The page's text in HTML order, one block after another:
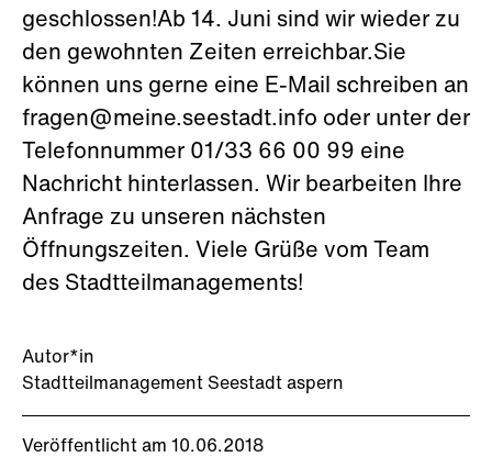
Autor*in
Stadtteilmanagement Seestadt aspern
Veröffentlicht am 10.06.2018
geschlossen!Ab 14. Juni sind wir wieder zu
den gewohnten Zeiten erreichbar.Sie
können uns gerne eine E-Mail schreiben an
fragen@meine.seestadt.info oder unter der
Telefonnummer 01/33 66 00 99 eine
Nachricht hinterlassen. Wir bearbeiten Ihre
Anfrage zu unseren nächsten
Öffnungszeiten. Viele Grüße vom Team
des Stadtteilmanagements!